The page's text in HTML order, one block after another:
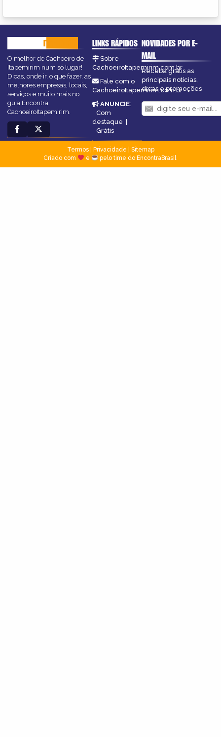
ITAPEMIRIM
O melhor de Cachoeiro de
Itapemirim num só lugar!
Dicas, onde ir, o que fazer, as
melhores empresas, locais,
serviços e muito mais no
guia Encontra
CachoeiroItapemirim.
LINKS RÁPIDOS
Sobre
CachoeiroItapemirim.com.br
Fale com o
CachoeiroItapemirim.com.br
ANUNCIE:
Com
destaque |
Grátis
NOVIDADES POR E-
MAIL
Receba grátis as
principais notícias,
dicas e promoções
Termos| Privacidade
Sitemap
Criado com
e pelo time do EncontraBrasil